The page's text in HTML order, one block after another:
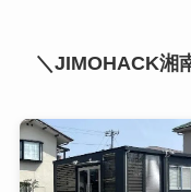
＼JIMOHACK湘